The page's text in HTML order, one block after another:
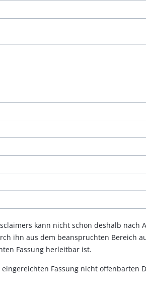
kann nicht schon deshalb nach
ihn aus dem beanspruchten Bereich
Fassung herleitbar ist.
Fassung nicht offenbarten